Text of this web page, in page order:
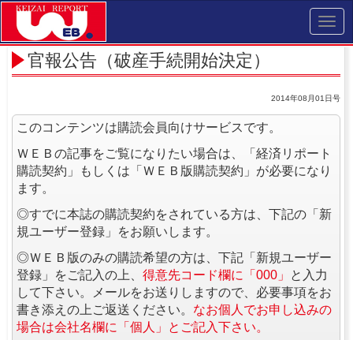
官報公告（破産手続開始決定）
2014年08月01日号
このコンテンツは購読会員向けサービスです。
ＷＥＢの記事をご覧になりたい場合は、「経済リポート
購読契約」もしくは「ＷＥＢ版購読契約」が必要になり
ます。
◎すでに本誌の購読契約をされている方は、下記の「新
規ユーザー登録」をお願いします。
◎ＷＥＢ版のみの購読希望の方は、下記「新規ユーザー
登録」をご記入の上、 得意先コード欄に「000」
と入力
して下さい。メールをお送りしますので、必要事項をお
書き添えの上ご返送ください。 なお個人でお申し込みの
場合は会社名欄に「個人」とご記入下さい。